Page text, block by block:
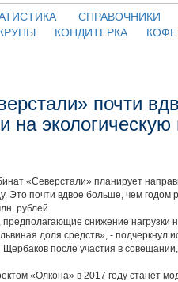
СПРАВОЧНИКИ
КОНДИТЕРКА
почти
на
«Северстали» планирует
Это почти вдвое больше, чем годом
рублей.
снижение нагрузки
доля средств», - подчеркнул
после участия в
«Олкона» в 2017 году станет